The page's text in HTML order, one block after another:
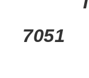
7051